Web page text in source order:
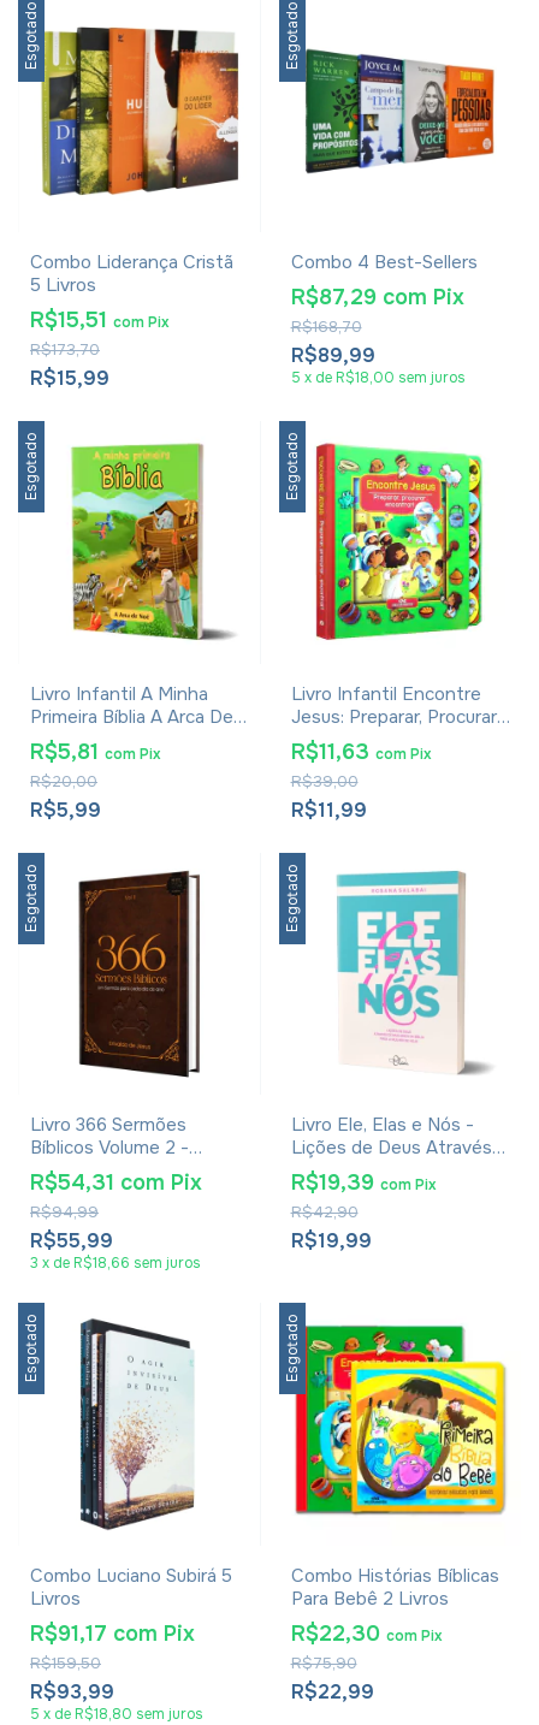
Esgotado
Combo Liderança Cristã
5 Livros
R$15,99
R$173,70
R$15,51 comPix
Esgotado
Combo 4 Best-Sellers
R$89,99
R$168,70
R$87,29 com Pix
5 x de R$18,00 sem juros
Esgotado
Livro Infantil A Minha
Primeira Bíblia A Arca De
Noé
R$5,99
R$20,00
R$5,81 comPix
Esgotado
Livro Infantil Encontre
Jesus: Preparar, Procurar,
Encontrar
R$11,99
R$39,00
R$11,63 com Pix
Esgotado
Livro 366 Sermões
Bíblicos Volume 2 -
Erivaldo De Jesus
R$55,99
R$94,99
R$54,31 com Pix
3 x de R$18,66 sem juros
Esgotado
Livro Ele, Elas e Nós -
Lições de Deus Através
de Mulheres da Bíblia para
a Mulher de Hoje -
Rosana Salabai
R$19,99
R$42,90
R$19,39 com Pix
Esgotado
Combo Luciano Subirá 5
Livros
R$93,99
R$159,50
R$91,17 com Pix
5 x de R$18,80 sem juros
Esgotado
Combo Histórias Bíblicas
Para Bebê 2 Livros
R$22,99
R$75,90
R$22,30 com Pix